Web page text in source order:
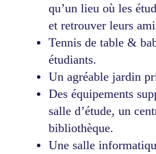
qu’un lieu où les
et retrouver leurs
Tennis de table &
étudiants.
Un agréable jardin
Des équipements
salle d’étude, un
bibliothèque.
Une salle